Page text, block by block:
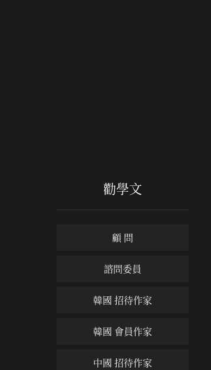
勸學文
顧 問
諮問委員
韓國 招待作家
韓國 會員作家
中國 招待作家